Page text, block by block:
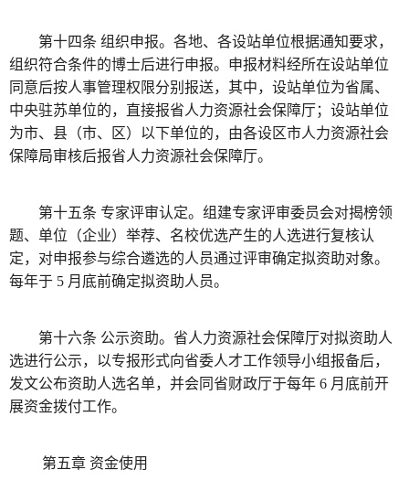
第十四条 组织申报。各地、各设站单位根据通知要求，
组织符合条件的博士后进行申报。申报材料经所在设站单位
同意后按人事管理权限分别报送，其中，设站单位为省属、
中央驻苏单位的，直接报省人力资源社会保障厅；设站单位
为市、县（市、区）以下单位的，由各设区市人力资源社会
保障局审核后报省人力资源社会保障厅。
第十五条 专家评审认定。组建专家评审委员会对揭榜领
题、单位（企业）举荐、名校优选产生的人选进行复核认
定，对申报参与综合遴选的人员通过评审确定拟资助对象。
每年于 5 月底前确定拟资助人员。
第十六条 公示资助。省人力资源社会保障厅对拟资助人
选进行公示，以专报形式向省委人才工作领导小组报备后，
发文公布资助人选名单，并会同省财政厅于每年 6 月底前开
展资金拨付工作。
第五章 资金使用